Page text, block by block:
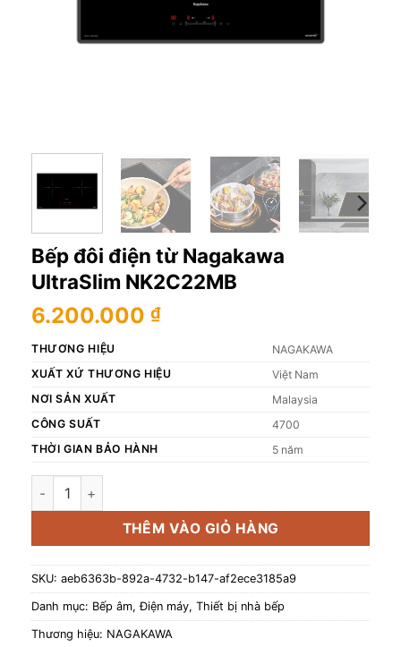
Bếp đôi điện từ Nagakawa
UltraSlim NK2C22MB
6.200.000 ₫
THƯƠNG HIỆU
NAGAKAWA
XUẤT XỨ THƯƠNG HIỆU
Việt Nam
NƠI SẢN XUẤT
Malaysia
CÔNG SUẤT
4700
THỜI GIAN BẢO HÀNH
5 năm
Bếp đôi điện từ Nagakawa UltraSlim NK2C22MB số lượng
THÊM VÀO GIỎ HÀNG
SKU: aeb6363b-892a-4732-b147-af2ece3185a9
Danh mục: Bếp âm,Điện máy, Thiết bị nhà bếp
Thương hiệu: NAGAKAWA